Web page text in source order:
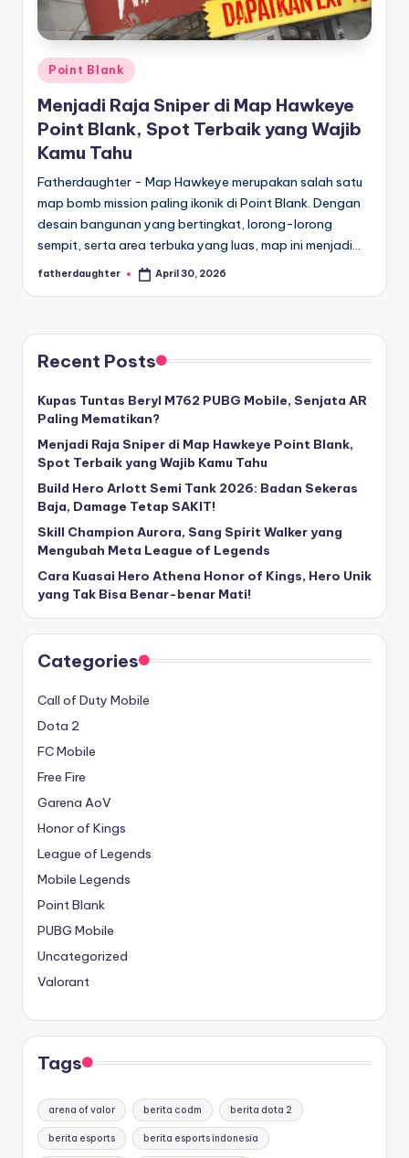
-
S
p
o
r
t
s
analisis,
dan
liputan
mendalam
seputar
dunia
e-
sport
kompetitif.
Posted
in
Point Blank
Menjadi Raja Sniper di Map Hawkeye
Point Blank, Spot Terbaik yang Wajib
Kamu Tahu
Fatherdaughter - Map Hawkeye merupakan salah satu
map bomb mission paling ikonik di Point Blank. Dengan
desain bangunan yang bertingkat, lorong-lorong
sempit, serta area terbuka yang luas, map ini menjadi…
Posted
fatherdaughter April 30, 2026
Recent Posts
Kupas Tuntas Beryl M762 PUBG Mobile, Senjata AR
Paling Mematikan?
Menjadi Raja Sniper di Map Hawkeye Point Blank,
Spot Terbaik yang Wajib Kamu Tahu
Build Hero Arlott Semi Tank 2026: Badan Sekeras
Baja, Damage Tetap SAKIT!
Skill Champion Aurora, Sang Spirit Walker yang
Mengubah Meta League of Legends
Cara Kuasai Hero Athena Honor of Kings, Hero Unik
yang Tak Bisa Benar-benar Mati!
Categories
Call of Duty Mobile
Dota 2
FC Mobile
Free Fire
Garena AoV
Honor of Kings
League of Legends
Mobile Legends
Point Blank
PUBG Mobile
Uncategorized
Valorant
Tags
arena of valor berita codm berita dota 2
berita esports berita esports indonesia